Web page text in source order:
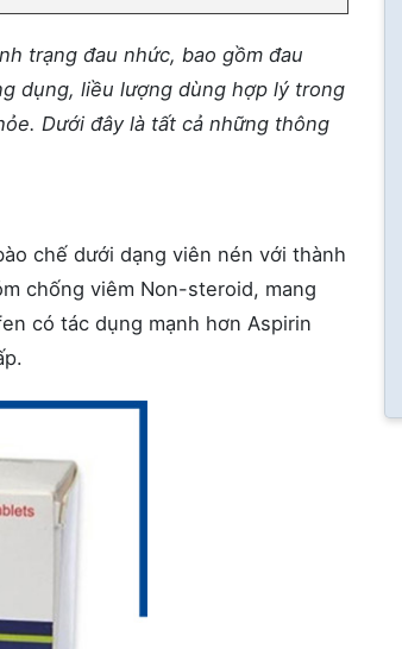
trạng đau nhức, bao gồm đau
dụng, liều lượng dùng hợp lý trong
Dưới đây là tất cả những thông
chế dưới dạng viên nén với thành
chống viêm Non-steroid, mang
có tác dụng mạnh hơn Aspirin